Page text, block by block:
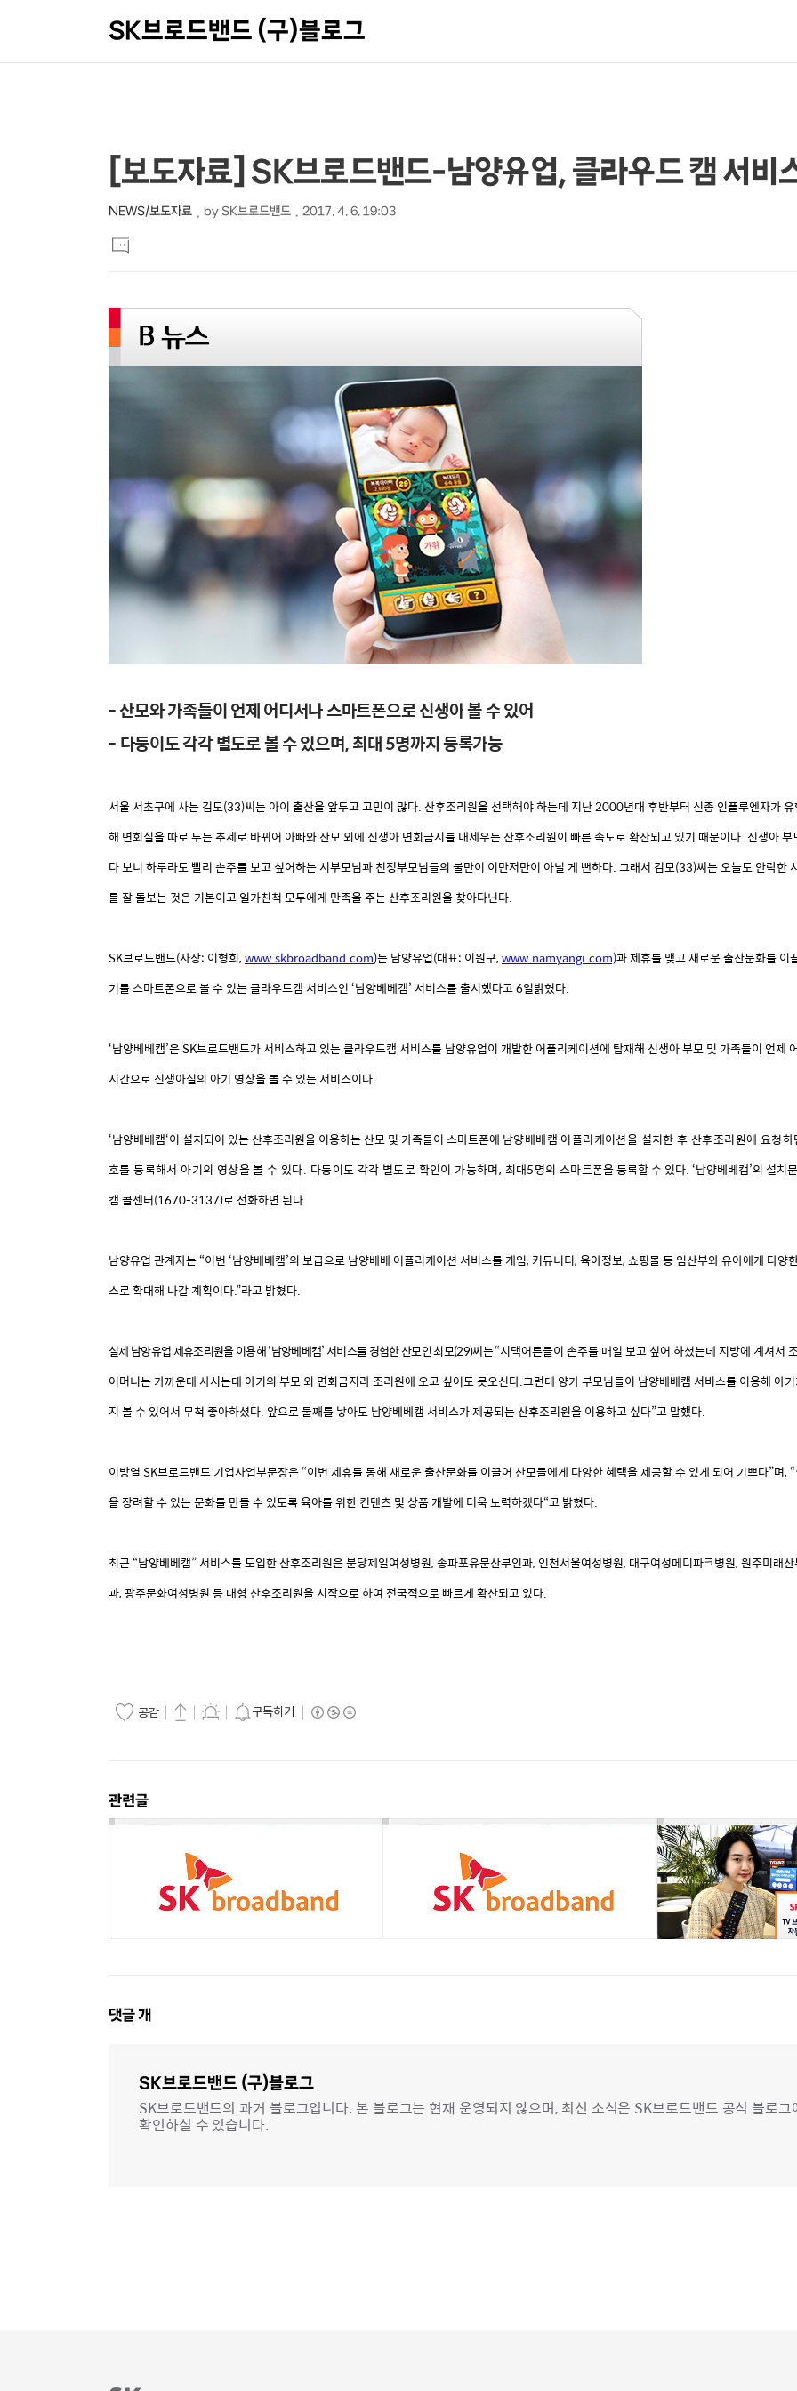
SK브로드밴드 (구)블로그
상
세
컨
텐
본
문
제
목
[보도자료] SK브로드밴드-남양유업, 클라우드 캠 서비
NEWS/보도자료 by SK브로드밴드 2017. 4. 6. 19:03
문
댓
글
-산모와가족들이언제어디서나스마트폰으로신생아볼수있어
- 다둥이도각각별도로볼수있으며,최대5명까지등록가능
서울서초구에사는김모(33)씨는아이출산을앞두고고민이 많다.산후조리원을선택해야하는데지난2000년대후반부터 신종인플루엔자가
해 면회실을따로두는추세로바뀌어 아빠와산모외에 신생아면회금지를내세우는산후조리원이빠른속도로확산되고있기 때문이다. 신생아부
다보니하루라도빨리손주를보고싶어하는시부모님과친정부모님들의불만이 이만저만이 아닐 게 뻔하다.그래서 김모(33)씨는오늘도안락한
를잘돌보는것은기본이고일가친척모두에게 만족을주는산후조리원을찾아다닌다.
SK브로드밴드(사장: 이형희,www.skbroadband.com)는남양유업(대표: 이원구,www.namyangi.com)과제휴를맺고새로운출산문화를이
기를스마트폰으로볼수있는클라우드캠서비스인‘남양베베캠’서비스를출시했다고6일밝혔다.
‘남양베베캠’은SK브로드밴드가서비스하고있는클라우드캠서비스를남양유업이 개발한어플리케이션에 탑재해 신생아부모및 가족들이 언제
시간으로신생아실의 아기 영상을볼수있는서비스이다.
‘남양베베캠‘이설치되어 있는산후조리원을이용하는산모및 가족들이스마트폰에 남양베베캠 어플리케이션을설치한 후산후조리원에 요청하
호를 등록해서 아기의 영상을볼 수 있다. 다둥이도각각 별도로확인이 가능하며, 최대5명의 스마트폰을등록할수있다.‘남양베베캠’의설치
캠콜센터(1670-3137)로전화하면된다.
남양유업관계자는“이번‘남양베베캠’의보급으로남양베베 어플리케이션서비스를게임,커뮤니티,육아정보,쇼핑몰등임산부와유아에게 다양
스로확대해 나갈계획이다.”라고밝혔다.
실제남양유업제휴조리원을이용해‘남양베베캠’서비스를경험한산모인최모(29)씨는“시댁어른들이 손주를매일 보고싶어 하셨는데 지방에 계셔서
어머니는가까운데사시는데 아기의부모외 면회금지라조리원에오고싶어도못오신다.그런데 양가부모님들이 남양베베캠서비스를이용해 아
지볼수있어서무척좋아하셨다. 앞으로둘째를낳아도남양베베캠서비스가제공되는산후조리원을이용하고싶다”고말했다.
이방열SK브로드밴드기업사업부문장은“이번제휴를통해새로운출산문화를이끌어산모들에게 다양한혜택을제공할수있게되어 기쁘다”며,
을장려할수있는문화를만들수있도록육아를위한컨텐츠및 상품개발에 더욱노력하겠다“고밝혔다.
최근“남양베베캠”서비스를도입한산후조리원은분당제일여성병원,송파포유문산부인과, 인천서울여성병원, 대구여성메디파크병원,원주미래
과,광주문화여성병원등대형산후조리원을시작으로하여 전국적으로빠르게확산되고있다.
공감 구독하기
관련글
댓
댓글개
SK브로드밴드 (구)블로그
SK브로드밴드의 과거 블로그입니다. 본 블로그는 현재 운영되지 않으며, 최신 소식은 SK브로드밴드 공식 블로그
확인하실 수 있습니다.